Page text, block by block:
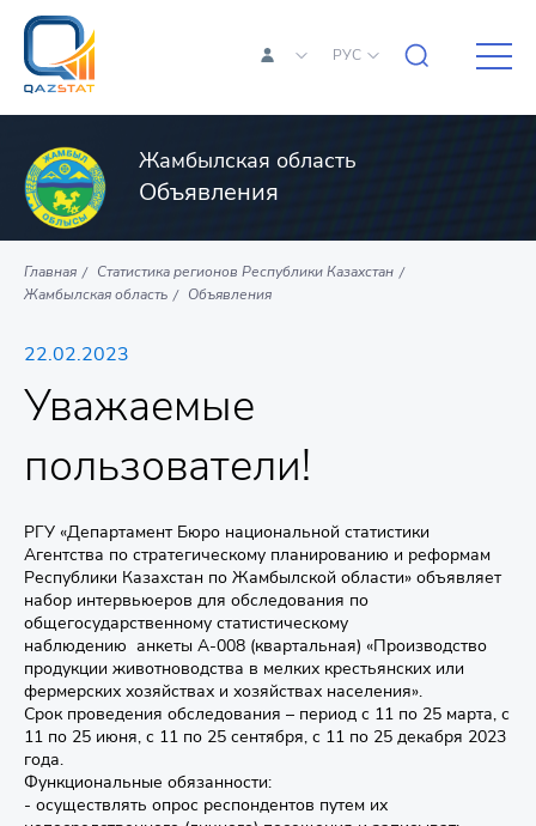
РУС
Жамбылская область
Объявления
Главная
Статистика регионов Республики Казахстан
Жамбылская область
Объявления
22.02.2023
Уважаемые
пользователи!
РГУ «Департамент Бюро национальной статистики
Агентства по стратегическому планированию и реформам
Республики Казахстан по Жамбылской области» объявляет
набор интервьюеров для обследования по
общегосударственному статистическому
наблюдению анкеты А-008 (квартальная) «Производство
продукции животноводства в мелких крестьянских или
фермерских хозяйствах и хозяйствах населения».
Срок проведения обследования – период с 11 по 25 марта, с
11 по 25 июня, с 11 по 25 сентября, с 11 по 25 декабря 2023
года.
Функциональные обязанности:
- осуществлять опрос респондентов путем их